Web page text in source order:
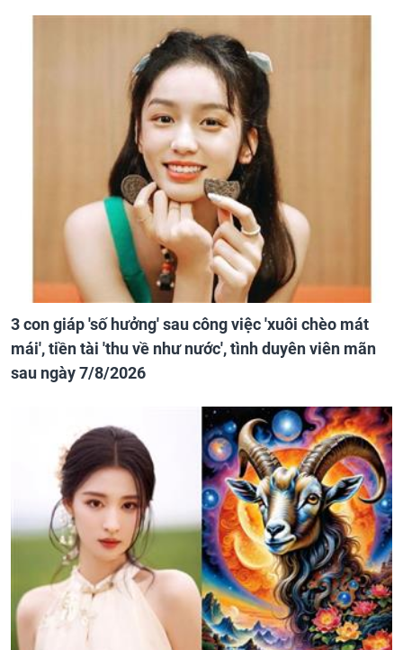
3 con giáp 'số hưởng' sau công việc 'xuôi chèo mát
mái', tiền tài 'thu về như nước', tình duyên viên mãn
sau ngày 7/8/2026